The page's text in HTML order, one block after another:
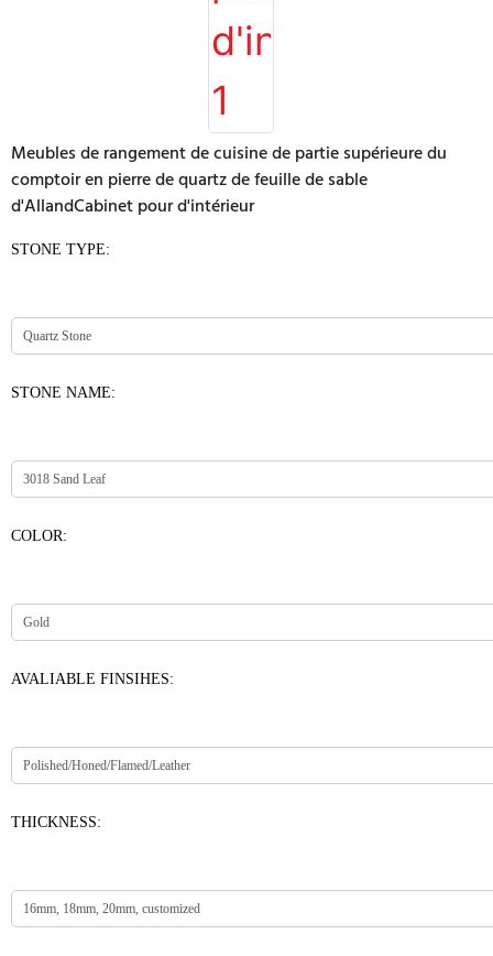
Meubles de rangement de cuisine de partie supérieure du
comptoir en pierre de quartz de feuille de sable
d'AllandCabinet pour d'intérieur
STONE TYPE:
STONE NAME:
COLOR:
AVALIABLE FINSIHES:
THICKNESS: